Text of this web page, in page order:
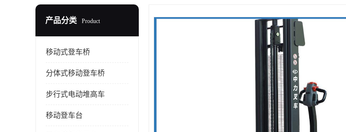
产品分类 Product
移动式登车桥
分体式移动登车桥
步行式电动堆高车
移动登车台